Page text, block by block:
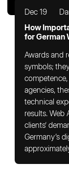
Dec 19
How
for German
Awards and
symbols;
agencies,
technical
results. Web
clients‘
Germany’s